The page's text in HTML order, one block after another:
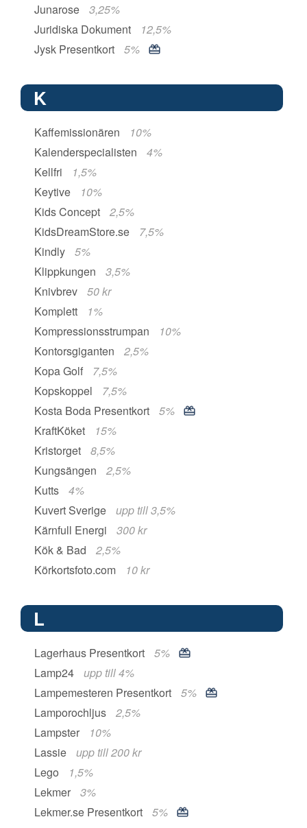
Junarose
3,25%
Juridiska Dokument
12,5%
Jysk Presentkort
5%
K
Kaffemissionären
10%
Kalenderspecialisten
4%
Kellfri
1,5%
Keytive
10%
Kids Concept
2,5%
KidsDreamStore.se
7,5%
Kindly
5%
Klippkungen
3,5%
Knivbrev
50 kr
Komplett
1%
Kompressionsstrumpan
10%
Kontorsgiganten
2,5%
Kopa Golf
7,5%
Kopskoppel
7,5%
Kosta Boda Presentkort
5%
KraftKöket
15%
Kristorget
8,5%
Kungsängen
2,5%
Kutts
4%
Kuvert Sverige
upp till 3,5%
Kärnfull Energi
300 kr
Kök & Bad
2,5%
Körkortsfoto.com
10 kr
L
Lagerhaus Presentkort
5%
Lamp24
upp till 4%
Lampemesteren Presentkort
5%
Lamporochljus
2,5%
Lampster
10%
Lassie
upp till 200 kr
Lego
1,5%
Lekmer
3%
Lekmer.se Presentkort
5%